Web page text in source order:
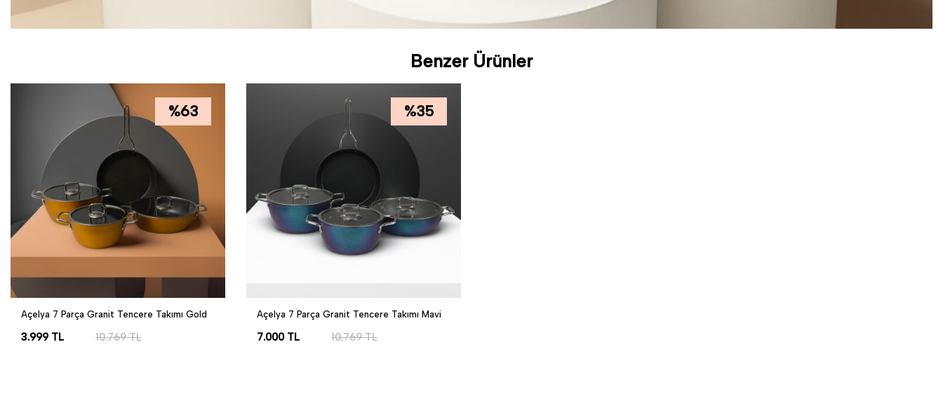
Benzer Ürünler
%63
Açelya 7 Parça Granit Tencere Takımı Gold
3.999TL 10.769TL
%35
Açelya 7 Parça Granit Tencere Takımı Mavi
7.000TL 10.769TL